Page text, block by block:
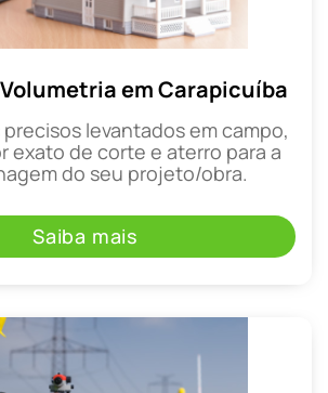
em Carapicuíba
levantados em campo,
exato de corte e aterro para a
do seu projeto/obra.
Saiba mais